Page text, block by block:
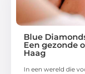
Blue
Een gezonde
Haag
In een wereld die